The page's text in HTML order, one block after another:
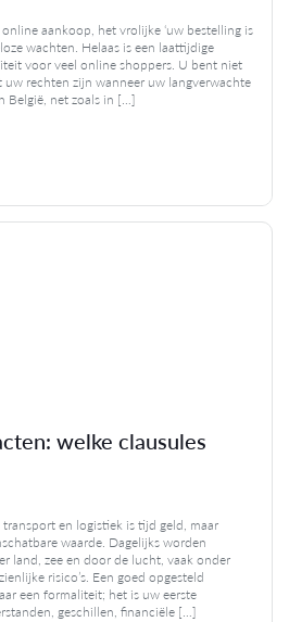
aankoop, het vrolijke ‘uw bestelling is
wachten. Helaas is een laattijdige
voor veel online shoppers. U bent niet
uw rechten zijn wanneer uw langverwachte
België, net zoals in […]
welke clausules
en logistiek is tijd geld, maar
waarde. Dagelijks worden
land, zee en door de lucht, vaak onder
risico’s. Een goed opgesteld
een formaliteit; het is uw eerste
geschillen, financiële […]